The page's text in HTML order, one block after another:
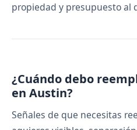
propiedad y presupuesto al
¿Cuándo debo
en Austin?
Señales de que necesitas